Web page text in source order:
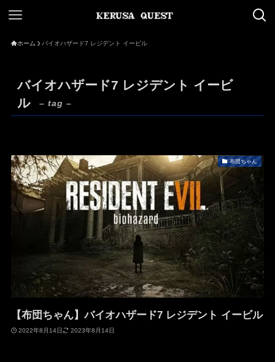
ホーム バイオハザード7 レジデント イービル
バイオハザード7 レジデント イービ
ル
– tag –
布団ちゃん
【布団ちゃん】バイオハザード7 レジデント イービル
2022年8月14日 2023年8月14日